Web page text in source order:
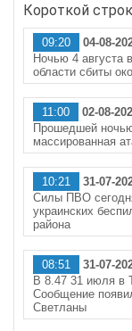
Короткой
09:20
04-08-
Ночью 4 августа
области сбиты
11:00
02-08-
Прошедшей
массированная
10:21
31-07-
Силы ПВО
украинских
района
08:51
31-07-
В 8.47 31 июля в
Сообщение
Светланы